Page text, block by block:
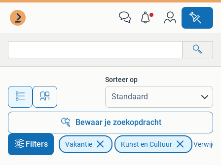
Alle afstanden…
Sorteer op
Bewaar je zoekopdracht
Filters Vakantie Kunst en Cultuur